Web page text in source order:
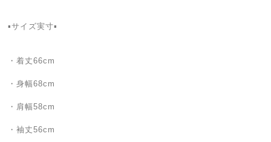
▪サイズ実寸▪
・着丈66cm
・身幅68cm
・肩幅58cm
・袖丈56cm